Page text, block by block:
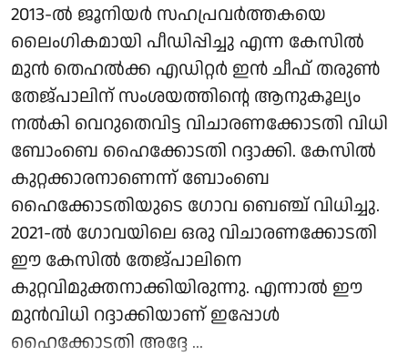
2013-ൽ ജൂനിയർ സഹപ്രവർത്തകയെ
ലൈംഗികമായി പീഡിപ്പിച്ചു എന്ന കേസിൽ
മുൻ തെഹൽക്ക എഡിറ്റർ ഇൻ ചീഫ് തരുൺ
തേജ്പാലിന് സംശയത്തിന്റെ ആനുകൂല്യം
നൽകി വെറുതെവിട്ട വിചാരണക്കോടതി വിധി
ബോംബെ ഹൈക്കോടതി റദ്ദാക്കി. കേസിൽ
കുറ്റക്കാരനാണെന്ന് ബോംബെ
ഹൈക്കോടതിയുടെ ഗോവ ബെഞ്ച് വിധിച്ചു.
2021-ൽ ഗോവയിലെ ഒരു വിചാരണക്കോടതി
ഈ കേസിൽ തേജ്പാലിനെ
കുറ്റവിമുക്തനാക്കിയിരുന്നു. എന്നാൽ ഈ
മുൻവിധി റദ്ദാക്കിയാണ് ഇപ്പോൾ
ഹൈക്കോടതി അദ്ദേ ...